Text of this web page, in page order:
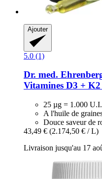
Ajouter
5.0 (1)
Dr. med.
Vitamines D3 +
25 µg = 1.000 U.I.
A l'huile de
Douce saveur de
43,49 € (2.174,50 € / L)
Livraison jusqu'au 17